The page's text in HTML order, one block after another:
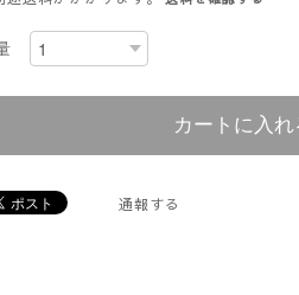
カートに入れ
通報する